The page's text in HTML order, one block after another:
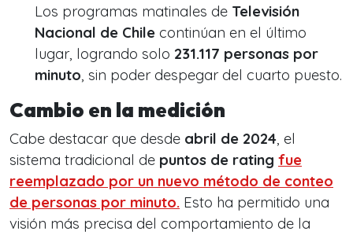
Los programas matinales de Televisión
Nacional de Chile continúan en el último
lugar, logrando solo 231.117 personas por
minuto, sin poder despegar del cuarto puesto.
Cambio en la medición
Cabe destacar que desde abril de 2024, el
sistema tradicional de puntos de rating fue
reemplazado por un nuevo método de conteo
de personas por minuto. Esto ha permitido una
visión más precisa del comportamiento de la